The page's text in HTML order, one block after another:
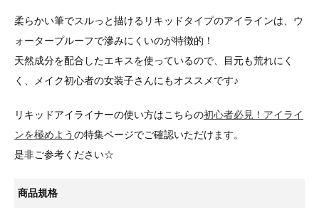
柔らかい筆でスルっと描けるリキッドタイプのアイラインは、ウ
ォータープルーフで滲みにくいのが特徴的！
天然成分を配合したエキスを使っているので、目元も荒れにく
く、メイク初心者の女装子さんにもオススメです♪
リキッドアイライナーの使い方はこちらの初心者必見！アイライ
ンを極めようの特集ページでご確認いただけます。
是非ご参考ください☆
商品規格